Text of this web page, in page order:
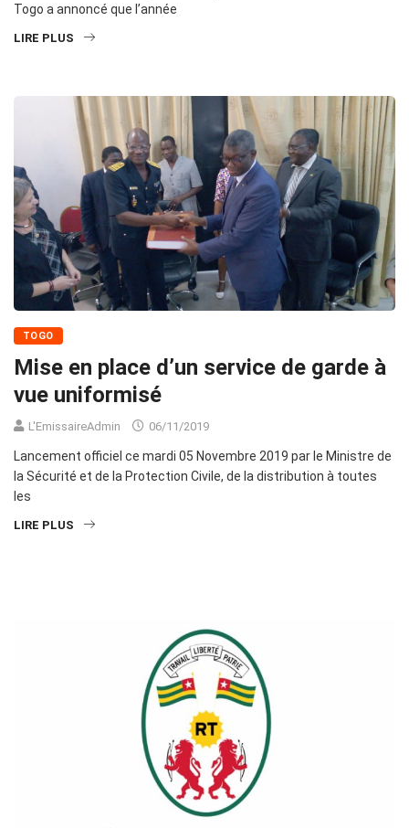
Togo a annoncé que l’année
LIRE PLUS
TOGO
Mise en place d’un service de garde à
vue uniformisé
L'EmissaireAdmin 06/11/2019
Lancement officiel ce mardi 05 Novembre 2019 par le Ministre de
la Sécurité et de la Protection Civile, de la distribution à toutes
les
LIRE PLUS